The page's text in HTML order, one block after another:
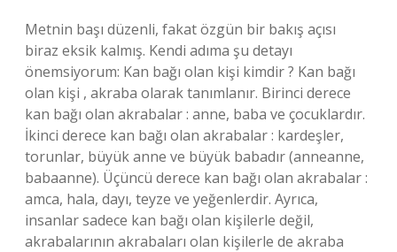
Metnin başı düzenli, fakat özgün bir bakış açısı
biraz eksik kalmış. Kendi adıma şu detayı
önemsiyorum: Kan bağı olan kişi kimdir ? Kan bağı
olan kişi , akraba olarak tanımlanır. Birinci derece
kan bağı olan akrabalar : anne, baba ve çocuklardır.
İkinci derece kan bağı olan akrabalar : kardeşler,
torunlar, büyük anne ve büyük babadır (anneanne,
babaanne). Üçüncü derece kan bağı olan akrabalar :
amca, hala, dayı, teyze ve yeğenlerdir. Ayrıca,
insanlar sadece kan bağı olan kişilerle değil,
akrabalarının akrabaları olan kişilerle de akraba